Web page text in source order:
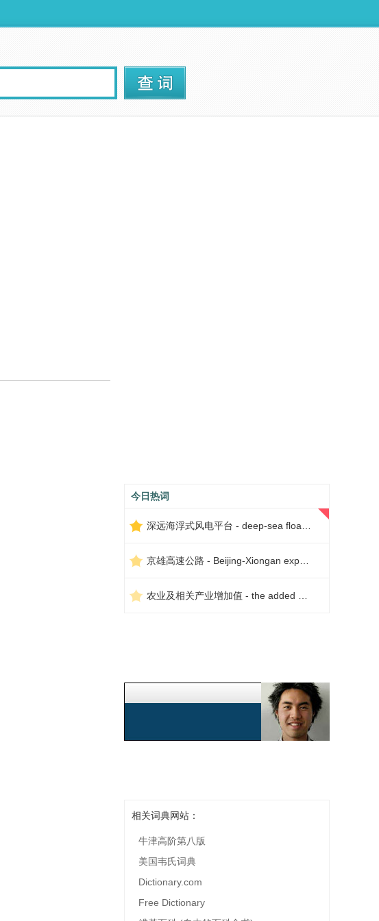
今日热词
相关词典网站：
牛津高阶第八版
美国韦氏词典
Dictionary.com
Free Dictionary